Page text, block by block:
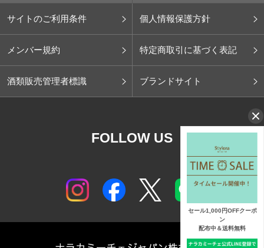
サイトのご利用条件 個人情報保護方針
メンバー規約 特定商取引に基づく表記
酒類販売管理者標識 ブランドサイト
FOLLOW US
セール1,000円OFFクーポ
ン
配布中＆送料無料